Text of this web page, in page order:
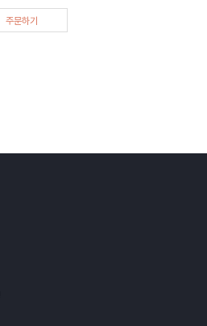
주문하기